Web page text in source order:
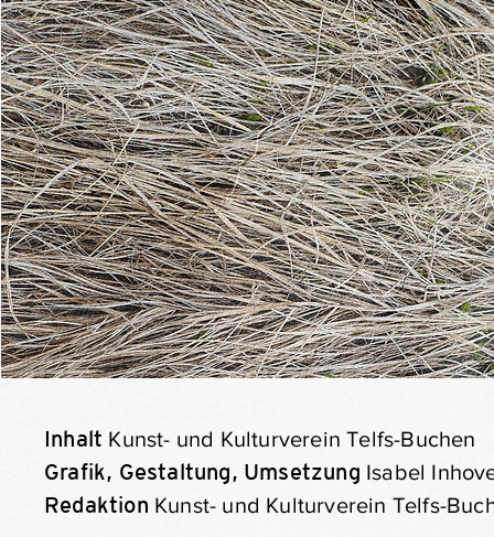
Inhalt Kunst- und Kulturverein Telfs-Buchen
Grafik, Gestaltung, Umsetzung Isabel
Redaktion Kunst- und Kulturverein Telfs-